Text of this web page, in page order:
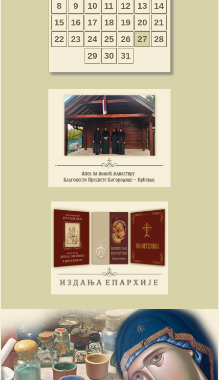
8
9 10 11 12 13
14
15
16 17 18 19 20
21
22
23 24 25 26 27
28
29
30 31